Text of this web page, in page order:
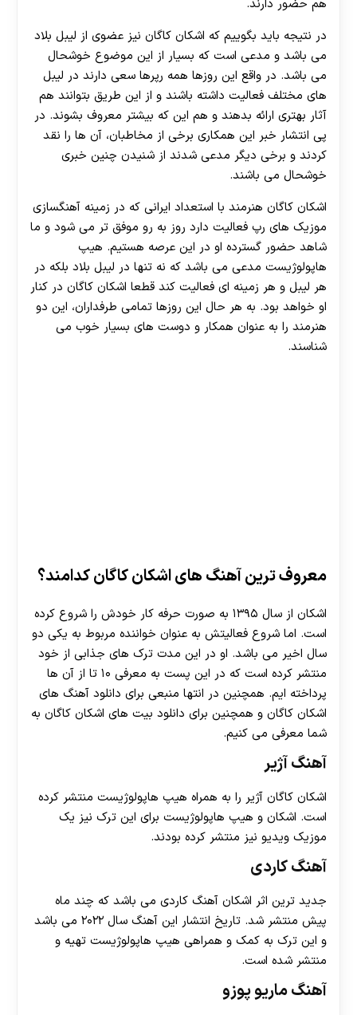
هم حضور دارند.
در نتیجه باید بگوییم که اشکان کاگان نیز عضوی از لیبل بلاد
می باشد و مدعی است که بسیار از این موضوع خوشحال
می باشد. در واقع این روزها همه رپرها سعی دارند در لیبل
های مختلف فعالیت داشته باشند و از این طریق بتوانند هم
آثار بهتری ارائه بدهند و هم این که بیشتر معروف بشوند. در
پی انتشار خبر این همکاری برخی از مخاطبان، آن ها را نقد
کردند و برخی دیگر مدعی شدند از شنیدن چنین خبری
خوشحال می باشند.
اشکان کاگان هنرمند با استعداد ایرانی که در زمینه آهنگسازی
موزیک های رپ فعالیت دارد روز به رو موفق تر می شود و ما
شاهد حضور گسترده او در این عرصه هستیم. هیپ
هاپولوژیست مدعی می باشد که نه تنها در لیبل بلاد بلکه در
هر لیبل و هر زمینه ای فعالیت کند قطعا اشکان کاگان در کنار
او خواهد بود. به هر حال این روزها تمامی طرفداران، این دو
هنرمند را به عنوان همکار و دوست های بسیار خوب می
شناسند.
معروف ترین آهنگ های اشکان کاگان کدامند؟
اشکان از سال ۱۳۹۵ به صورت حرفه کار خودش را شروع کرده
است. اما شروع فعالیتش به عنوان خواننده مربوط به یکی دو
سال اخیر می باشد. او در این مدت ترک های جذابی از خود
منتشر کرده است که در این پست به معرفی ۱۰ تا از آن ها
پرداخته ایم. همچنین در انتها منبعی برای دانلود آهنگ های
اشکان کاگان و همچنین برای دانلود بیت های اشکان کاگان به
شما معرفی می کنیم.
آهنگ آژیر
اشکان کاگان آژیر را به همراه هیپ هاپولوژیست منتشر کرده
است. اشکان و هیپ هاپولوژیست برای این ترک نیز یک
موزیک ویدیو نیز منتشر کرده بودند.
آهنگ کاردی
جدید ترین اثر اشکان آهنگ کاردی می باشد که چند ماه
پیش منتشر شد. تاریخ انتشار این آهنگ سال ۲۰۲۲ می باشد
و این ترک به کمک و همراهی هیپ هاپولوژیست تهیه و
منتشر شده است.
آهنگ‌ ماریو پوزو